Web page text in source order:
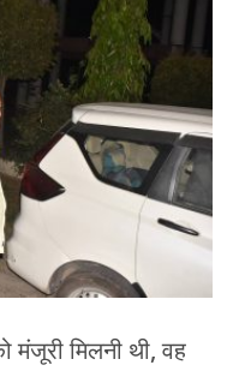
मंजूरी मिलनी थी, वह